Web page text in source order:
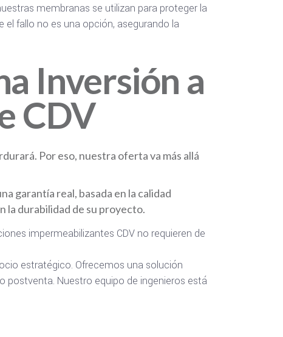
membranas se utilizan para proteger la
fallo no es una opción, asegurando la
Inversión a
CDV
Por eso, nuestra oferta va más allá
garantía real, basada en la calidad
la durabilidad de su proyecto.
impermeabilizantes CDV no requieren de
estratégico. Ofrecemos una solución
postventa. Nuestro equipo de ingenieros está